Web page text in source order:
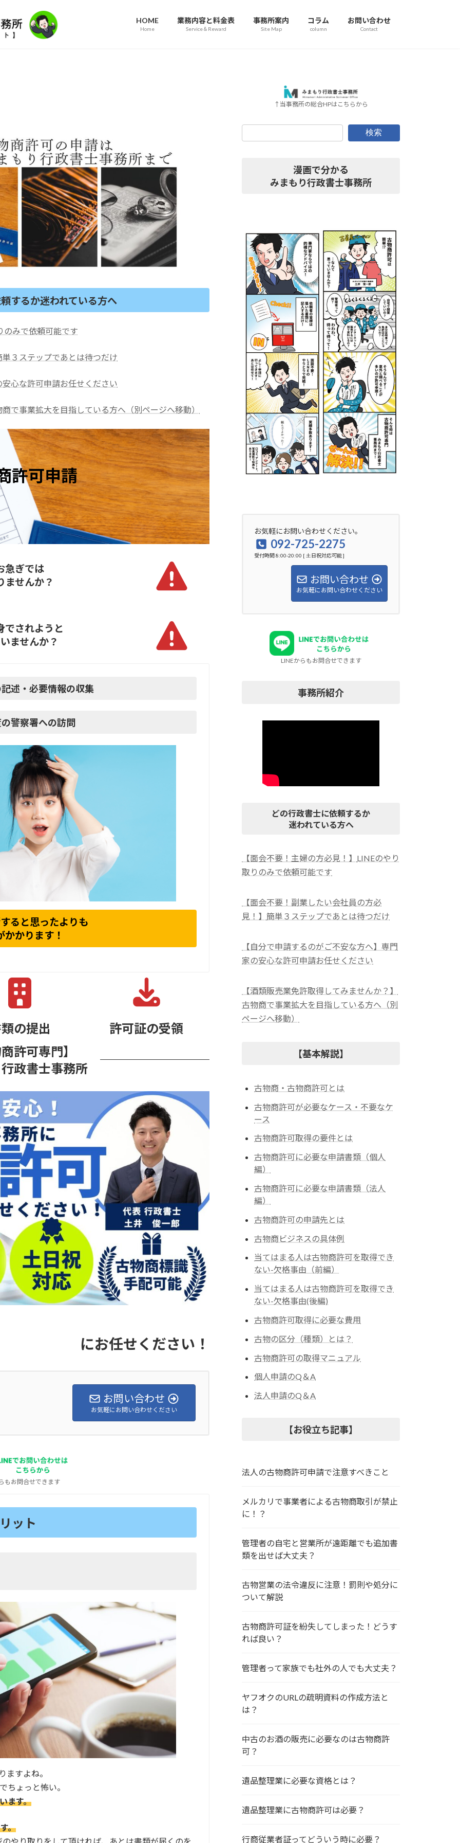
HOME
Home
業務内容と料金表
Service＆Reward
事務所案内
Site Map
コラム
column
お問い合わせ
Contact
するか迷われている方へ
のみで依頼可能です
単３ステップであとは待つだけ
心な許可申請お任せください
で事業拡大を目指している方へ（別ページへ移動）
許可申請
急ぎでは
ませんか？
でされようと
ませんか？
述・必要情報の収集
警察署への訪問
ると思ったよりも
かかります！
の提出
許可証の受領
許可専門】
政書士事務所
にお任せください！
お問い合わせ
お気軽にお問い合わせください
もお問合せできます
ット
ますよね。
ちょっと怖い。
ます。
。
↑当事務所の総合HPはこちらから
検索
漫画で分かる
みまもり行政書士事務所
お気軽にお問い合わせください。
092-725-2275
受付時間 8:00-20:00 [ 土日祝対応可能 ]
お問い合わせ
お気軽にお問い合わせください
LINEからもお問合せできます
事務所紹介
どの行政書士に依頼するか
迷われている方へ
【面会不要！主婦の方必見！】 LINEのやり
取りのみで依頼可能です
【面会不要！副業したい会社員の方必
見！】 簡単３ステップであとは待つだけ
【自分で申請するのがご不安な方へ】専門
家の安心な許可申請お任せください
【酒類販売業免許取得してみませんか？】
古物商で事業拡大を目指している方へ（別
ページへ移動）
【基本解説】
古物商・古物商許可とは
古物商許可が必要なケース・不要なケ
ース
古物商許可取得の要件とは
古物商許可に必要な申請書類（個人
編）
古物商許可に必要な申請書類（法人
編）
古物商許可の申請先とは
古物商ビジネスの具体例
当てはまる人は古物商許可を取得でき
ない-欠格事由（前編）
当てはまる人は古物商許可を取得でき
ない-欠格事由(後編)
古物商許可取得に必要な費用
古物の区分（種類）とは？
古物商許可の取得マニュアル
個人申請のQ＆A
法人申請のQ＆A
【お役立ち記事】
法人の古物商許可申請で注意すべきこと
メルカリで事業者による古物商取引が禁止
に！？
管理者の自宅と営業所が遠距離でも追加書
類を出せば大丈夫？
古物営業の法令違反に注意！罰則や処分に
ついて解説
古物商許可証を紛失してしまった！どうす
れば良い？
管理者って家族でも社外の人でも大丈夫？
ヤフオクのURLの疏明資料の作成方法と
は？
中古のお酒の販売に必要なのは古物商許
可？
遺品整理業に必要な資格とは？
遺品整理業に古物商許可は必要？
行商従業者証ってどういう時に必要？